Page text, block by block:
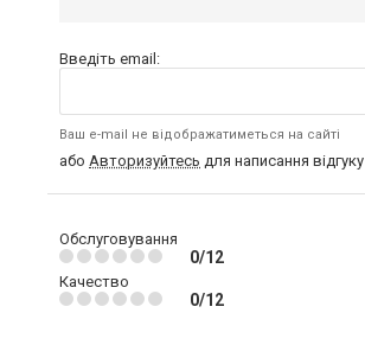
Введіть email:
Ваш e-mail не відображатиметься на сайті
або Авторизуйтесь для написання відгуку
Обслуговування
0/12
Качество
0/12